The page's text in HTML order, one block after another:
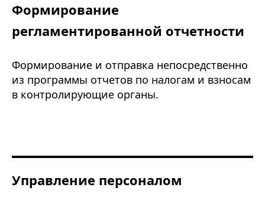
Формирование
регламентированной отчетности
Формирование и отправка непосредственно
из программы отчетов по налогам и взносам
в контролирующие органы.
Управление персоналом